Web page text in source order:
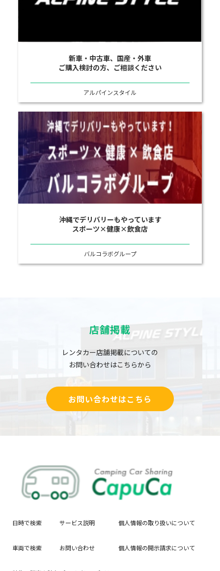
新車・中古車、国産・外車
ご購入検討の方、ご相談ください
アルパインスタイル
沖縄でデリバリーもやっています
スポーツ×健康×飲食店
バルコラボグループ
店舗掲載
レンタカー店舗掲載についての
お問い合わせはこちらから
お問い合わせはこちら
日時で検索
車両で検索
サービス説明
お問い合わせ
個人情報の取り扱いについて
個人情報の開示請求について